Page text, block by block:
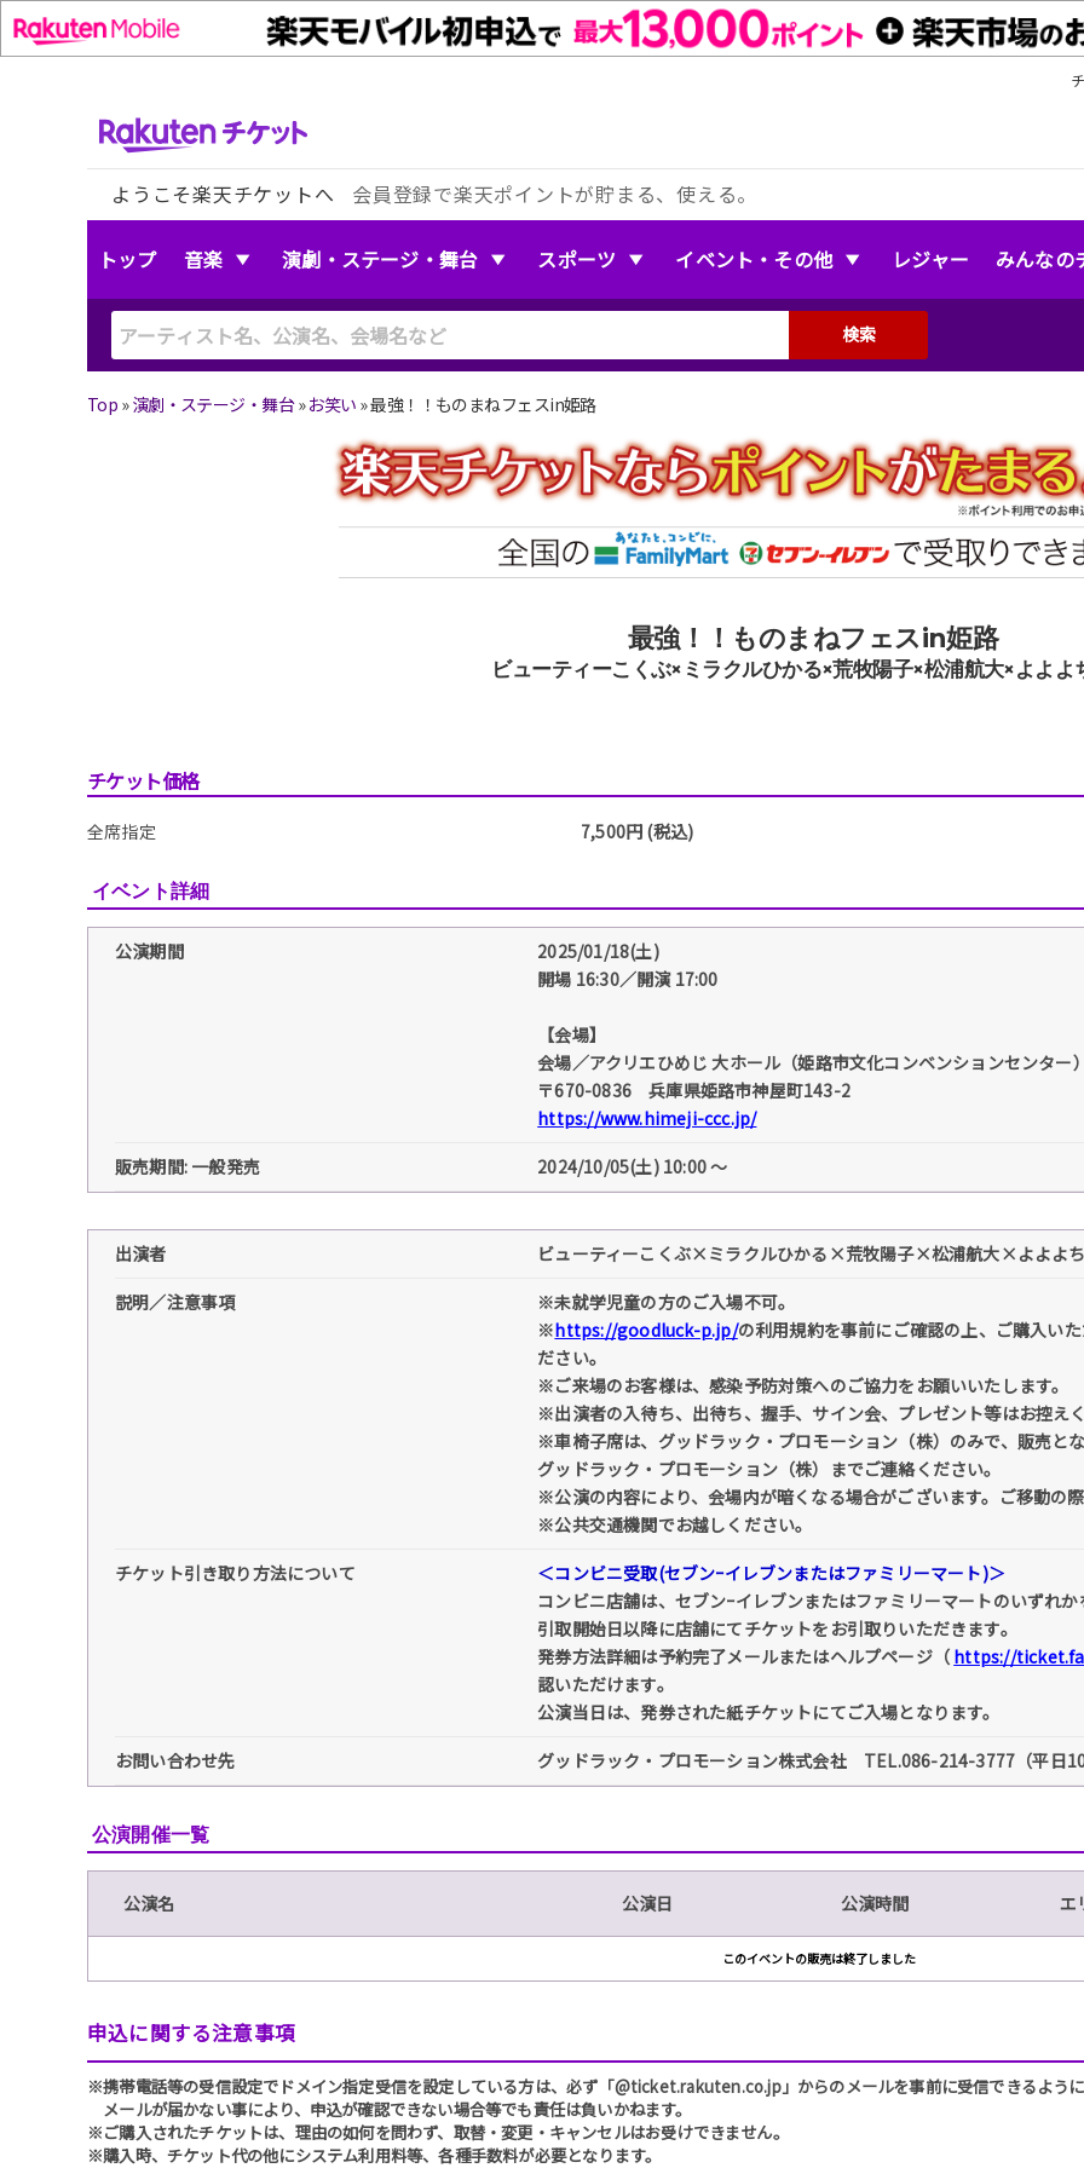
ようこそ楽天チケットへ 会員登録で楽天ポイントが貯まる、使える。
トップ 音楽 演劇・ステージ・舞台 スポーツ イベント・その他 レジャー みんなの
検索
Top »演劇・ステージ・舞台»お笑い »最強！！ものまねフェスin姫路
最強！！ものまねフェスin姫路
ビューティーこくぶ×ミラクルひかる×荒牧陽子×松浦航大×よよよ
チケット価格
全席指定 7,500円 (税込)
イベント詳細
公演期間
2025/01/18(土)
開場 16:30／開演 17:00
【会場】
会場／アクリエひめじ 大ホール（姫路市文化コンベンションセンター）
〒670-0836 兵庫県姫路市神屋町143-2
https://www.himeji-ccc.jp/
販売期間: 一般発売
2024/10/05(土) 10:00 〜
出演者
ビューティーこくぶ×ミラクルひかる×荒牧陽子×松浦航大×よよよ
説明／注意事項
※未就学児童の方のご入場不可。
※https://goodluck-p.jp/の利用規約を事前にご確認の上、ご購入い
ださい。
※ご来場のお客様は、感染予防対策へのご協力をお願いいたします。
※出演者の入待ち、出待ち、握手、サイン会、プレゼント等はお控えく
※車椅子席は、グッドラック・プロモーション（株）のみで、販売と
グッドラック・プロモーション（株）までご連絡ください。
※公演の内容により、会場内が暗くなる場合がございます。ご移動の
※公共交通機関でお越しください。
チケット引き取り方法について
＜コンビニ受取(セブンｰイレブンまたはファミリーマート)＞
コンビニ店舗は、セブンｰイレブンまたはファミリーマートのいずれか
引取開始日以降に店舗にてチケットをお引取りいただきます。
発券方法詳細は予約完了メールまたはヘルプページ（ https://
認いただけます。
公演当日は、発券された紙チケットにてご入場となります。
お問い合わせ先
グッドラック・プロモーション株式会社 TEL.086-214-3777（平日10
公演開催一覧
公演名 公演日 公演時間 エ
このイベントの販売は終了しました
申込に関する注意事項
※携帯電話等の受信設定でドメイン指定受信を設定している方は、必ず「@ticket.rakuten.co.jp」からのメールを事前に受信できるように
メールが届かない事により、申込が確認できない場合等でも責任は負いかねます。
※ご購入されたチケットは、理由の如何を問わず、取替・変更・キャンセルはお受けできません。
※購入時、チケット代の他にシステム利用料等、各種手数料が必要となります。